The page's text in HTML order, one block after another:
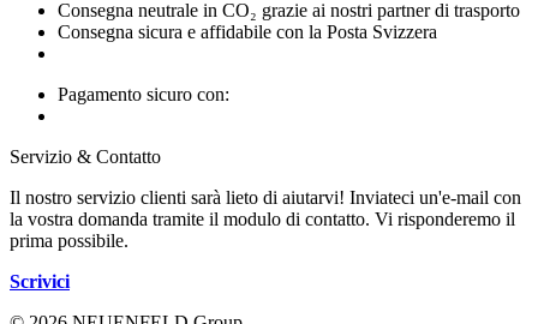
Consegna neutrale in CO₂ grazie ai nostri partner di trasporto
Consegna sicura e affidabile con la Posta Svizzera
Pagamento sicuro con:
Servizio & Contatto
Il nostro servizio clienti sarà lieto di aiutarvi! Inviateci un'e-mail con
la vostra domanda tramite il modulo di contatto. Vi risponderemo il
prima possibile.
Scrivici